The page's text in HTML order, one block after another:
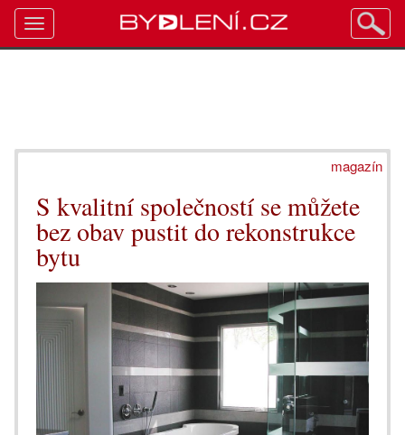
magazín
S kvalitní společností se můžete
bez obav pustit do rekonstrukce
bytu
Toggle
navigation